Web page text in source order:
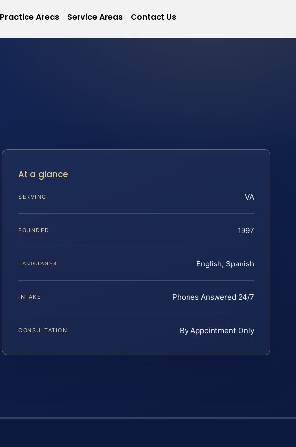
Practice Areas Service Areas Contact Us
At a glance
SERVING VA
FOUNDED 1997
LANGUAGES English, Spanish
INTAKE Phones Answered 24/7
CONSULTATION By Appointment Only